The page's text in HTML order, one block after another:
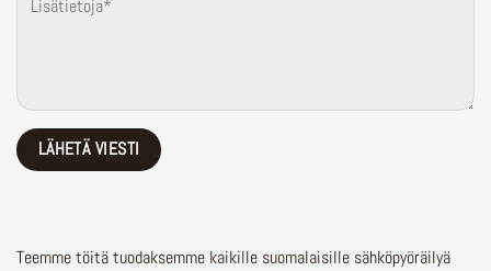
Teemme töitä tuodaksemme kaikille suomalaisille sähköpyöräilyä